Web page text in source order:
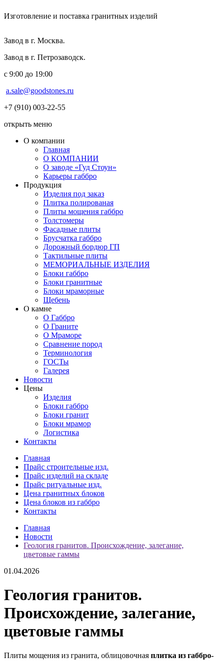
Изготовление и поставка гранитных изделий
Завод в г. Москва.
Завод в г. Петрозаводск.
с 9:00 до 19:00
a.sale@goodstones.ru
+7 (910) 003-22-55
открыть меню
О компании
Главная
О КОМПАНИИ
О заводе «Гуд Стоун»
Карьеры габбро
Продукция
Изделия под заказ
Плитка полированая
Плиты мощения габбро
Толстомеры
Фасадные плиты
Брусчатка габбро
Дорожный бордюр ГП
Тактильные плиты
МЕМОРИАЛЬНЫЕ ИЗДЕЛИЯ
Блоки габбро
Блоки гранитные
Блоки мраморные
Щебень
О камне
О Габбро
О Граните
О Мраморе
Сравнение пород
Терминология
ГОСТы
Галерея
Новости
Цены
Изделия
Блоки габбро
Блоки гранит
Блоки мрамор
Логистика
Контакты
Главная
Прайс строительные изд.
Прайс изделий на складе
Прайс ритуальные изд.
Цена гранитных блоков
Цена блоков из габбро
Контакты
Главная
Новости
Геология гранитов. Происхождение, залегание,
цветовые гаммы
01.04.2026
Геология гранитов.
Происхождение, залегание,
цветовые гаммы
Плиты мощения из гранита, облицовочная плитка из габбро-